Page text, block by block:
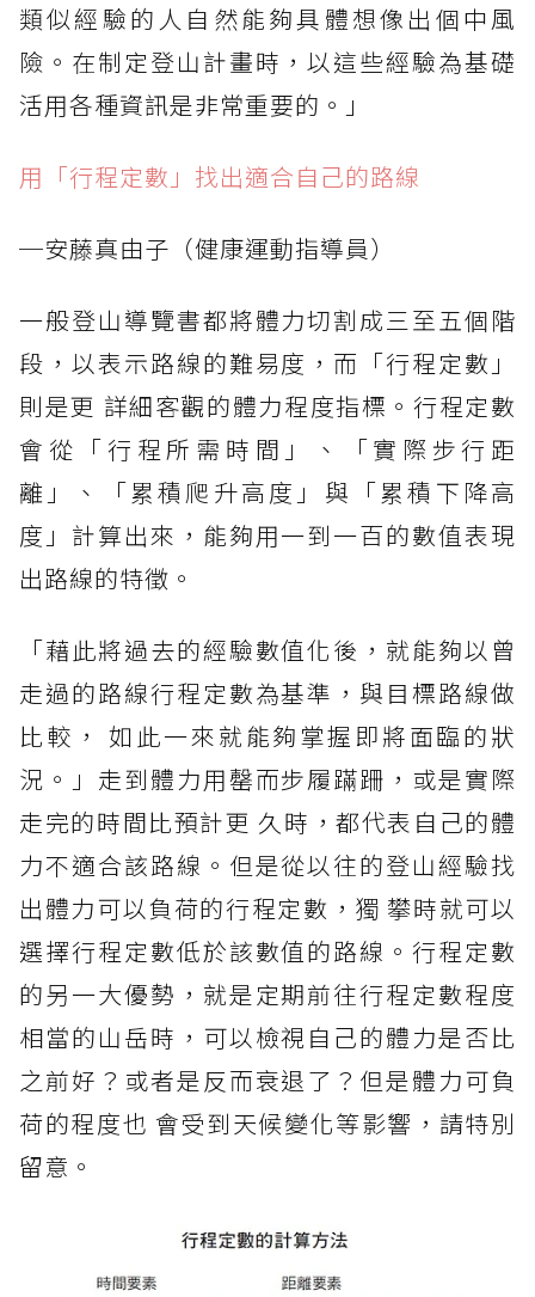
類似經驗的人自然能夠具體想像出個中風
險。在制定登山計畫時，以這些經驗為基礎
活用各種資訊是非常重要的。」
用「行程定數」找出適合自己的路線
─安藤真由子（健康運動指導員）
一般登山導覽書都將體力切割成三至五個階
段，以表示路線的難易度，而「行程定數」
則是更 詳細客觀的體力程度指標。行程定數
會從「行程所需時間」、「實際步行距
離」、「累積爬升高度」與「累積下降高
度」計算出來，能夠用一到一百的數值表現
出路線的特徵。
「藉此將過去的經驗數值化後，就能夠以曾
走過的路線行程定數為基準，與目標路線做
比較， 如此一來就能夠掌握即將面臨的狀
況。」走到體力用罄而步履蹣跚，或是實際
走完的時間比預計更 久時，都代表自己的體
力不適合該路線。但是從以往的登山經驗找
出體力可以負荷的行程定數，獨 攀時就可以
選擇行程定數低於該數值的路線。行程定數
的另一大優勢，就是定期前往行程定數程度
相當的山岳時，可以檢視自己的體力是否比
之前好？或者是反而衰退了？但是體力可負
荷的程度也 會受到天候變化等影響，請特別
留意。